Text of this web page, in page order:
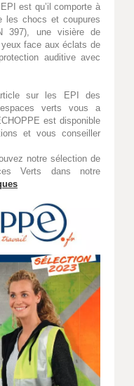
est qu’il comporte à
les chocs et coupures
397), une visière de
face aux éclats de
auditive avec
sur les EPI des
verts vous a
est disponible
et vous conseiller
notre sélection de
Verts dans notre